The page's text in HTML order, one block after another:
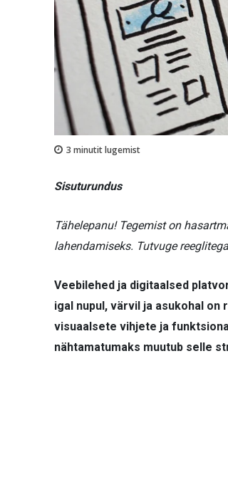
3 minutit lugemist
Sisuturundus
Tähelepanu! Tegemist on
lahendamiseks. Tutvuge
Veebilehed ja digitaalsed
igal nupul, värvil ja asukohal on
visuaalsete vihjete ja
nähtamatumaks muutub selle